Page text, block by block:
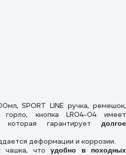
SPORT LINE ручка, ремешок,
горло, кнопка LR04-04 имеет
которая гарантирует долгое
деформации и коррозии.
чашка, что удобно в походных